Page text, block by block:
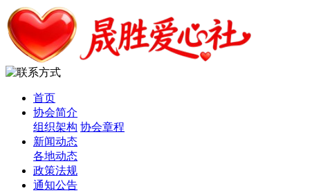
首页
协会简介
组织架构 协会章程
新闻动态
各地动态
政策法规
通知公告